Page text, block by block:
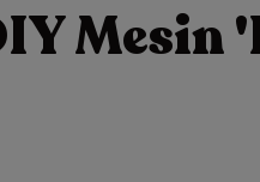
Mesin